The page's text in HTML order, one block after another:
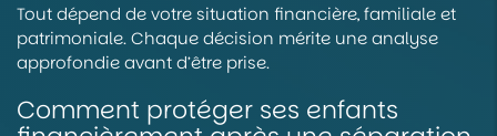
Tout dépend de votre situation financière, familiale et
patrimoniale. Chaque décision mérite une analyse
approfondie avant d’être prise.
Comment protéger ses enfants